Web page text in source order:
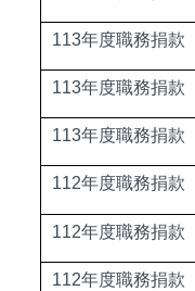
113年度職務捐款
113年度職務捐款
113年度職務捐款
112年度職務捐款
112年度職務捐款
112年度職務捐款